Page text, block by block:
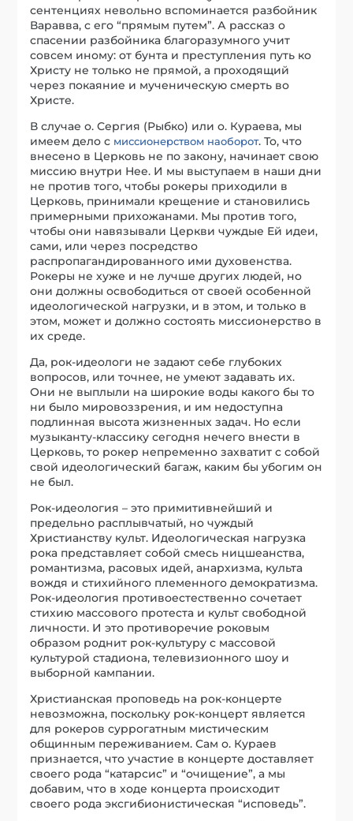
сентенциях невольно вспоминается разбойник
Варавва, с его “прямым путем”. А рассказ о
спасении разбойника благоразумного учит
совсем иному: от бунта и преступления путь ко
Христу не только не прямой, а проходящий
через покаяние и мученическую смерть во
Христе.
В случае о. Сергия (Рыбко) или о. Кураева, мы
имеем дело с миссионерством наоборот. То, что
внесено в Церковь не по закону, начинает свою
миссию внутри Нее. И мы выступаем в наши дни
не против того, чтобы рокеры приходили в
Церковь, принимали крещение и становились
примерными прихожанами. Мы против того,
чтобы они навязывали Церкви чуждые Ей идеи,
сами, или через посредство
распропагандированного ими духовенства.
Рокеры не хуже и не лучше других людей, но
они должны освободиться от своей особенной
идеологической нагрузки, и в этом, и только в
этом, может и должно состоять миссионерство в
их среде.
Да, рок-идеологи не задают себе глубоких
вопросов, или точнее, не умеют задавать их.
Они не выплыли на широкие воды какого бы то
ни было мировоззрения, и им недоступна
подлинная высота жизненных задач. Но если
музыканту-классику сегодня нечего внести в
Церковь, то рокер непременно захватит с собой
свой идеологический багаж, каким бы убогим он
не был.
Рок-идеология – это примитивнейший и
предельно расплывчатый, но чуждый
Христианству культ. Идеологическая нагрузка
рока представляет собой смесь ницшеанства,
романтизма, расовых идей, анархизма, культа
вождя и стихийного племенного демократизма.
Рок-идеология противоестественно сочетает
стихию массового протеста и культ свободной
личности. И это противоречие роковым
образом роднит рок-культуру с массовой
культурой стадиона, телевизионного шоу и
выборной кампании.
Христианская проповедь на рок-концерте
невозможна, поскольку рок-концерт является
для рокеров суррогатным мистическим
общинным переживанием. Сам о. Кураев
признается, что участие в концерте доставляет
своего рода “катарсис” и “очищение”, а мы
добавим, что в ходе концерта происходит
своего рода эксгибионистическая “исповедь”.